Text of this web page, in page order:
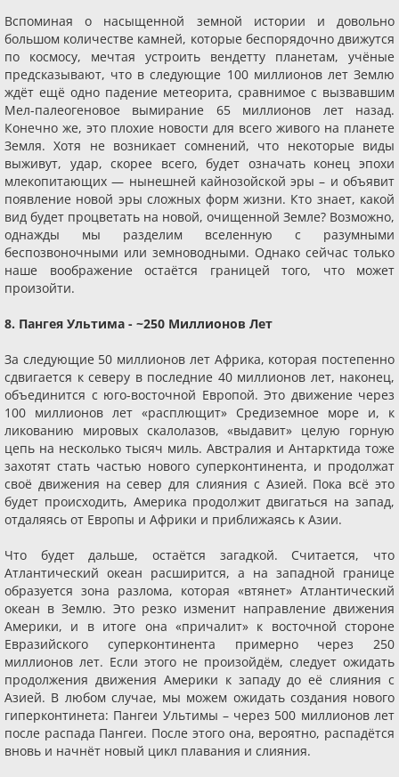
Вспоминая о насыщенной земной истории и довольно
большом количестве камней, которые беспорядочно движутся
по космосу, мечтая устроить вендетту планетам, учёные
предсказывают, что в следующие 100 миллионов лет Землю
ждёт ещё одно падение метеорита, сравнимое с вызвавшим
Мел-палеогеновое вымирание 65 миллионов лет назад.
Конечно же, это плохие новости для всего живого на планете
Земля. Хотя не возникает сомнений, что некоторые виды
выживут, удар, скорее всего, будет означать конец эпохи
млекопитающих — нынешней кайнозойской эры – и объявит
появление новой эры сложных форм жизни. Кто знает, какой
вид будет процветать на новой, очищенной Земле? Возможно,
однажды мы разделим вселенную с разумными
беспозвоночными или земноводными. Однако сейчас только
наше воображение остаётся границей того, что может
произойти.
8. Пангея Ультима - ~250 Миллионов Лет
За следующие 50 миллионов лет Африка, которая постепенно
сдвигается к северу в последние 40 миллионов лет, наконец,
объединится с юго-восточной Европой. Это движение через
100 миллионов лет «расплющит» Средиземное море и, к
ликованию мировых скалолазов, «выдавит» целую горную
цепь на несколько тысяч миль. Австралия и Антарктида тоже
захотят стать частью нового суперконтинента, и продолжат
своё движения на север для слияния с Азией. Пока всё это
будет происходить, Америка продолжит двигаться на запад,
отдаляясь от Европы и Африки и приближаясь к Азии.
Что будет дальше, остаётся загадкой. Считается, что
Атлантический океан расширится, а на западной границе
образуется зона разлома, которая «втянет» Атлантический
океан в Землю. Это резко изменит направление движения
Америки, и в итоге она «причалит» к восточной стороне
Евразийского суперконтинента примерно через 250
миллионов лет. Если этого не произойдём, следует ожидать
продолжения движения Америки к западу до её слияния с
Азией. В любом случае, мы можем ожидать создания нового
гиперконтинета: Пангеи Ультимы – через 500 миллионов лет
после распада Пангеи. После этого она, вероятно, распадётся
вновь и начнёт новый цикл плавания и слияния.